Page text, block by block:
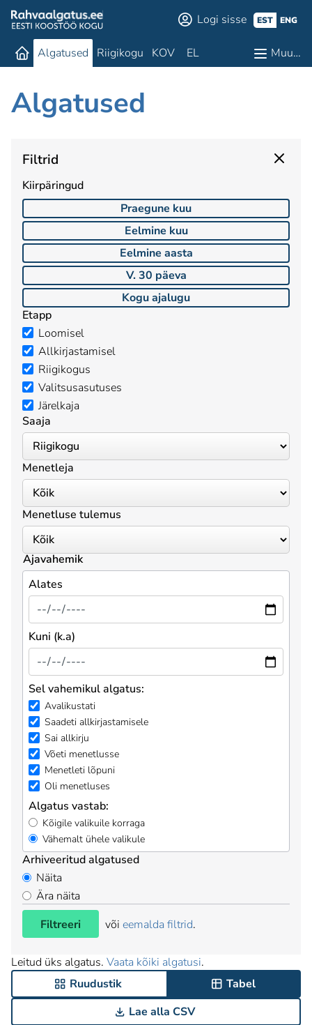
Logi sisse EST ENG
Algatused Riigikogu KOV EL Muu…
Algatused
Filtrid
Kiirpäringud
Praegune kuu
Eelmine kuu
Eelmine aasta
V. 30 päeva
Kogu ajalugu
Etapp
Loomisel
Allkirjastamisel
Riigikogus
Valitsusasutuses
Järelkaja
Saaja
Menetleja
Menetluse tulemus
Ajavahemik
Alates
Kuni (k.a)
Sel vahemikul algatus:
Avalikustati
Saadeti allkirjastamisele
Sai allkirju
Võeti menetlusse
Menetleti lõpuni
Oli menetluses
Algatus vastab:
Kõigile valikuile korraga
Vähemalt ühele valikule
Arhiveeritud algatused
Näita
Ära näita
Filtreeri
või eemalda filtrid.
Leitud üks algatus. Vaata kõiki algatusi.
Ruudustik
Tabel
Lae alla CSV